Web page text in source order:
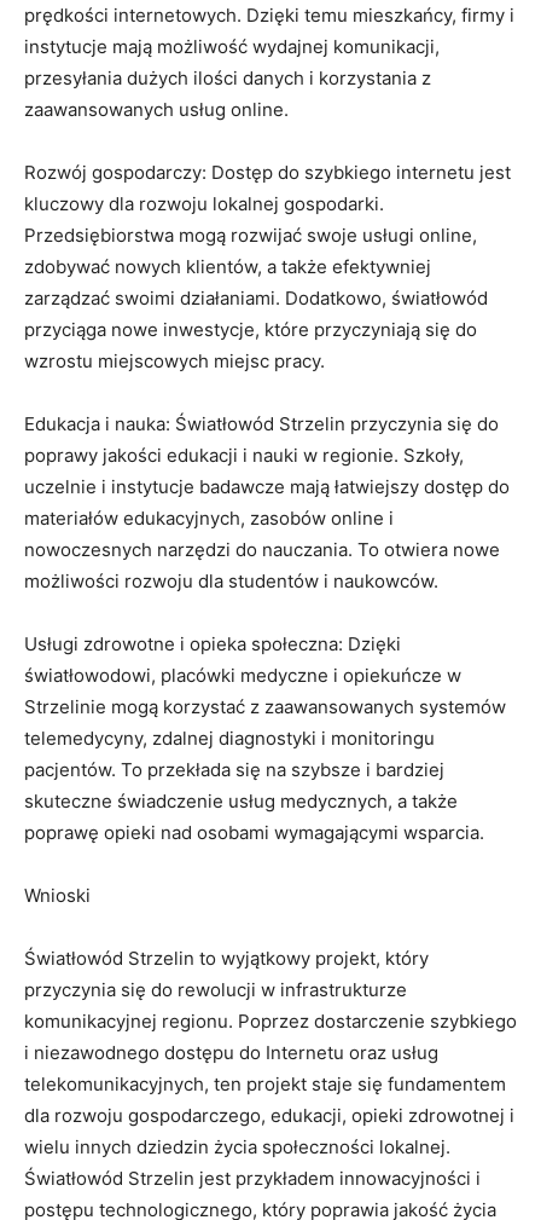
prędkości internetowych. Dzięki temu mieszkańcy, firmy i
instytucje mają możliwość wydajnej komunikacji,
przesyłania dużych ilości danych i korzystania z
zaawansowanych usług online.
Rozwój gospodarczy: Dostęp do szybkiego internetu jest
kluczowy dla rozwoju lokalnej gospodarki.
Przedsiębiorstwa mogą rozwijać swoje usługi online,
zdobywać nowych klientów, a także efektywniej
zarządzać swoimi działaniami. Dodatkowo, światłowód
przyciąga nowe inwestycje, które przyczyniają się do
wzrostu miejscowych miejsc pracy.
Edukacja i nauka: Światłowód Strzelin przyczynia się do
poprawy jakości edukacji i nauki w regionie. Szkoły,
uczelnie i instytucje badawcze mają łatwiejszy dostęp do
materiałów edukacyjnych, zasobów online i
nowoczesnych narzędzi do nauczania. To otwiera nowe
możliwości rozwoju dla studentów i naukowców.
Usługi zdrowotne i opieka społeczna: Dzięki
światłowodowi, placówki medyczne i opiekuńcze w
Strzelinie mogą korzystać z zaawansowanych systemów
telemedycyny, zdalnej diagnostyki i monitoringu
pacjentów. To przekłada się na szybsze i bardziej
skuteczne świadczenie usług medycznych, a także
poprawę opieki nad osobami wymagającymi wsparcia.
Wnioski
Światłowód Strzelin to wyjątkowy projekt, który
przyczynia się do rewolucji w infrastrukturze
komunikacyjnej regionu. Poprzez dostarczenie szybkiego
i niezawodnego dostępu do Internetu oraz usług
telekomunikacyjnych, ten projekt staje się fundamentem
dla rozwoju gospodarczego, edukacji, opieki zdrowotnej i
wielu innych dziedzin życia społeczności lokalnej.
Światłowód Strzelin jest przykładem innowacyjności i
postępu technologicznego, który poprawia jakość życia